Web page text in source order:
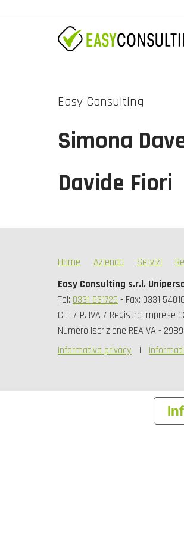
Easy Consulting
Simona
Davide Fiori
Home Azienda Servizi
Easy Consulting s.r.l.
Tel: 0331 631729- Fax: 0331
C.F. / P. IVA / Registro Imprese
Numero iscrizione REA VA -
Informativa privacy